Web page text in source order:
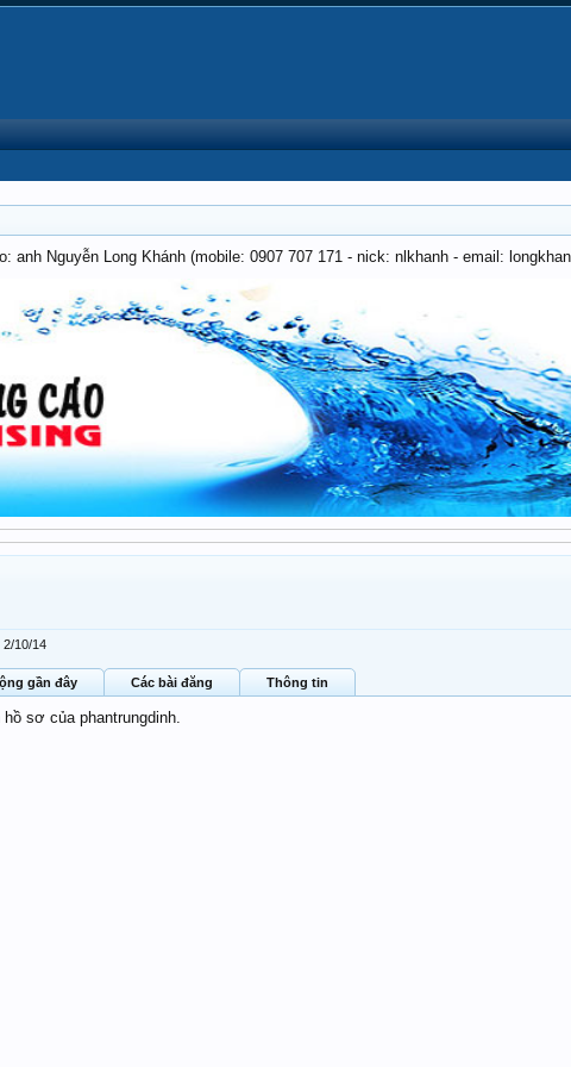
anh Nguyễn Long Khánh (mobile: 0907 707 171 - nick: nlkhanh - email:
2/10/14
gần đây Các bài đăng Thông tin
sơ của phantrungdinh.